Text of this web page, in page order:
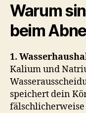
Warum
beim
1.
Kalium und
speichert dein